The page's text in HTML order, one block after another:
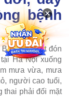
bệnh
đột ngột đón
Hà Nội xuống
mưa vừa, mưa
người cao tuổi,
thai phải đối mặt
×